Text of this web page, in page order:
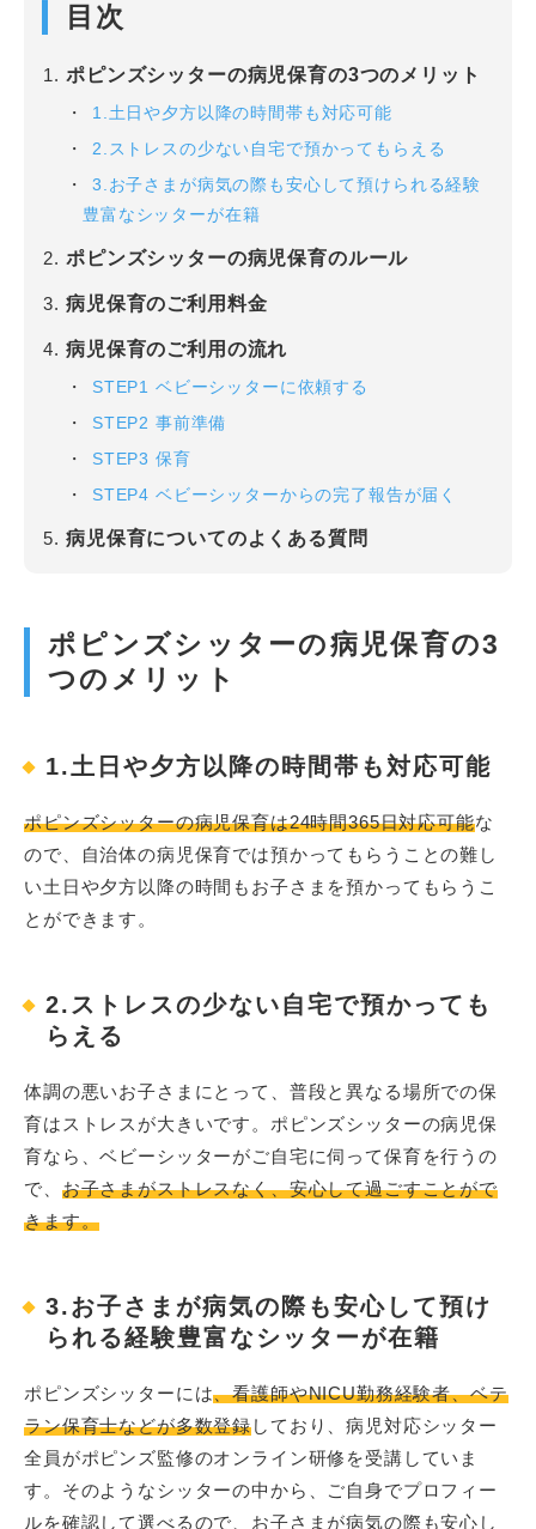
目次
ポピンズシッターの病児保育の3つのメリット
1.土日や夕方以降の時間帯も対応可能
2.ストレスの少ない自宅で預かってもらえる
3.お子さまが病気の際も安心して預けられる経験
豊富なシッターが在籍
ポピンズシッターの病児保育のルール
病児保育のご利用料金
病児保育のご利用の流れ
STEP1 ベビーシッターに依頼する
STEP2 事前準備
STEP3 保育
STEP4 ベビーシッターからの完了報告が届く
病児保育についてのよくある質問
ポピンズシッターの病児保育の3
つのメリット
1.土日や夕方以降の時間帯も対応可能
ポピンズシッターの病児保育は24時間365日対応可能な
ので、自治体の病児保育では預かってもらうことの難し
い土日や夕方以降の時間もお子さまを預かってもらうこ
とができます。
2.ストレスの少ない自宅で預かっても
らえる
体調の悪いお子さまにとって、普段と異なる場所での保
育はストレスが大きいです。ポピンズシッターの病児保
育なら、ベビーシッターがご自宅に伺って保育を行うの
で、 お子さまがストレスなく、安心して過ごすことがで
きます。
3.お子さまが病気の際も安心して預け
られる経験豊富なシッターが在籍
ポピンズシッターには、看護師やNICU勤務経験者、ベテ
ラン保育士などが多数登録しており、病児対応シッター
全員がポピンズ監修のオンライン研修を受講していま
す。そのようなシッターの中から、ご自身でプロフィー
ルを確認して選べるので、お子さまが病気の際も安心し